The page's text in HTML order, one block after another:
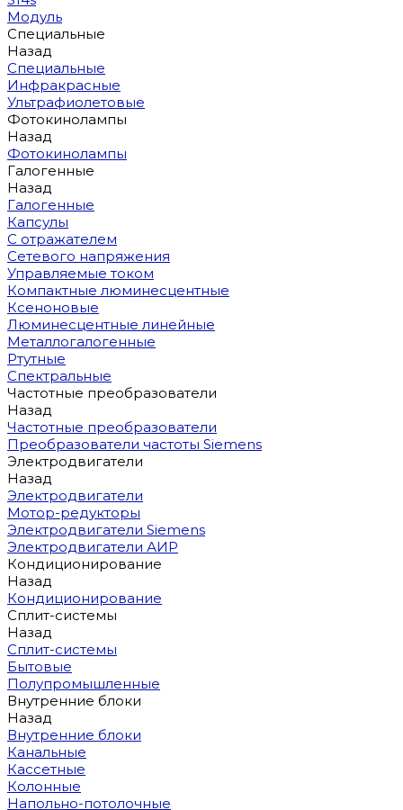
Модуль
Специальные
Назад
Специальные
Инфракрасные
Ультрафиолетовые
Фотокинолампы
Назад
Фотокинолампы
Галогенные
Назад
Галогенные
Капсулы
С отражателем
Сетевого напряжения
Управляемые током
Компактные люминесцентные
Ксеноновые
Люминесцентные линейные
Металлогалогенные
Ртутные
Спектральные
Частотные преобразователи
Назад
Частотные преобразователи
Преобразователи частоты Siemens
Электродвигатели
Назад
Электродвигатели
Мотор-редукторы
Электродвигатели Siemens
Электродвигатели АИР
Кондиционирование
Назад
Кондиционирование
Сплит-системы
Назад
Сплит-системы
Бытовые
Полупромышленные
Внутренние блоки
Назад
Внутренние блоки
Канальные
Кассетные
Колонные
Напольно-потолочные